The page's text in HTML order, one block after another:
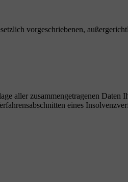
vorgeschriebenen,
aller zusammengetragenen
eines